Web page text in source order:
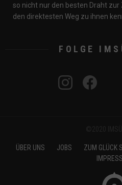
so nicht nur den besten Draht
den direktesten Weg zu ihnen
FOLGE
ÜBER UNS JOBS ZUM GLÜCK